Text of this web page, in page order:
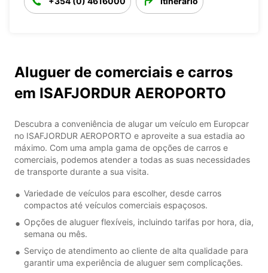
Aluguer de comerciais e carros
em ISAFJORDUR AEROPORTO
Descubra a conveniência de alugar um veículo em Europcar
no ISAFJORDUR AEROPORTO e aproveite a sua estadia ao
máximo. Com uma ampla gama de opções de carros e
comerciais, podemos atender a todas as suas necessidades
de transporte durante a sua visita.
Variedade de veículos para escolher, desde carros
compactos até veículos comerciais espaçosos.
Opções de aluguer flexíveis, incluindo tarifas por hora, dia,
semana ou mês.
Serviço de atendimento ao cliente de alta qualidade para
garantir uma experiência de aluguer sem complicações.